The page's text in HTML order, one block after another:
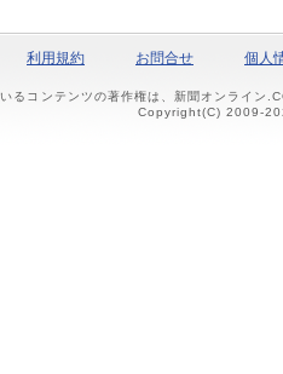
利用規約 お問合せ 個人
るコンテンツの著作権は、新聞オンライン
Copyright(C) 2009-